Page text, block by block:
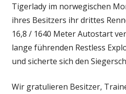
Tigerlady im norwegischen
ihres Besitzers ihr drittes
16,8 / 1640 Meter Autostart
lange führenden Restless
und sicherte sich den
Wir gratulieren Besitzer,